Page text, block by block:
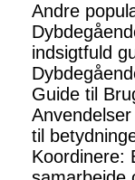
Andre
indsigtfuld
Guide til
Anvendelser
til
Koordinere: